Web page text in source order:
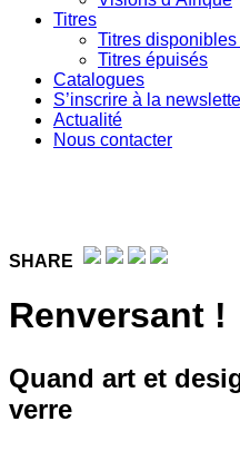
Titres
Titres disponibles
Titres épuisés
Catalogues
S’inscrire à la
Actualité
Nous contacter
SHARE
Renversant !
Quand art et
verre